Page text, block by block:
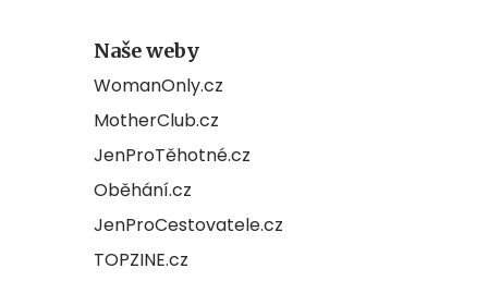
Naše weby
WomanOnly.cz
MotherClub.cz
JenProTěhotné.cz
Oběhání.cz
JenProCestovatele.cz
TOPZINE.cz